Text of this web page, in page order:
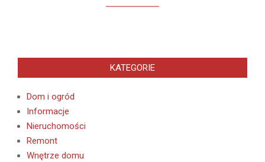
KATEGORIE
Dom i ogród
Informacje
Nieruchomości
Remont
Wnętrze domu